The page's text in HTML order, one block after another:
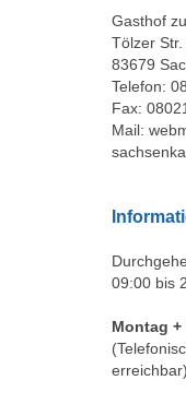
Gasthof
Tölzer Str.
83679
Telefon:
Fax:
Mail:
09:00 bis
Montag
erreichbar)